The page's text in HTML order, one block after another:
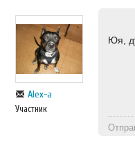
Alex-a
Участник
Юя,